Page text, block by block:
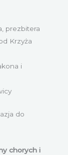
prezbitera
Krzyża
i
do
chorych i